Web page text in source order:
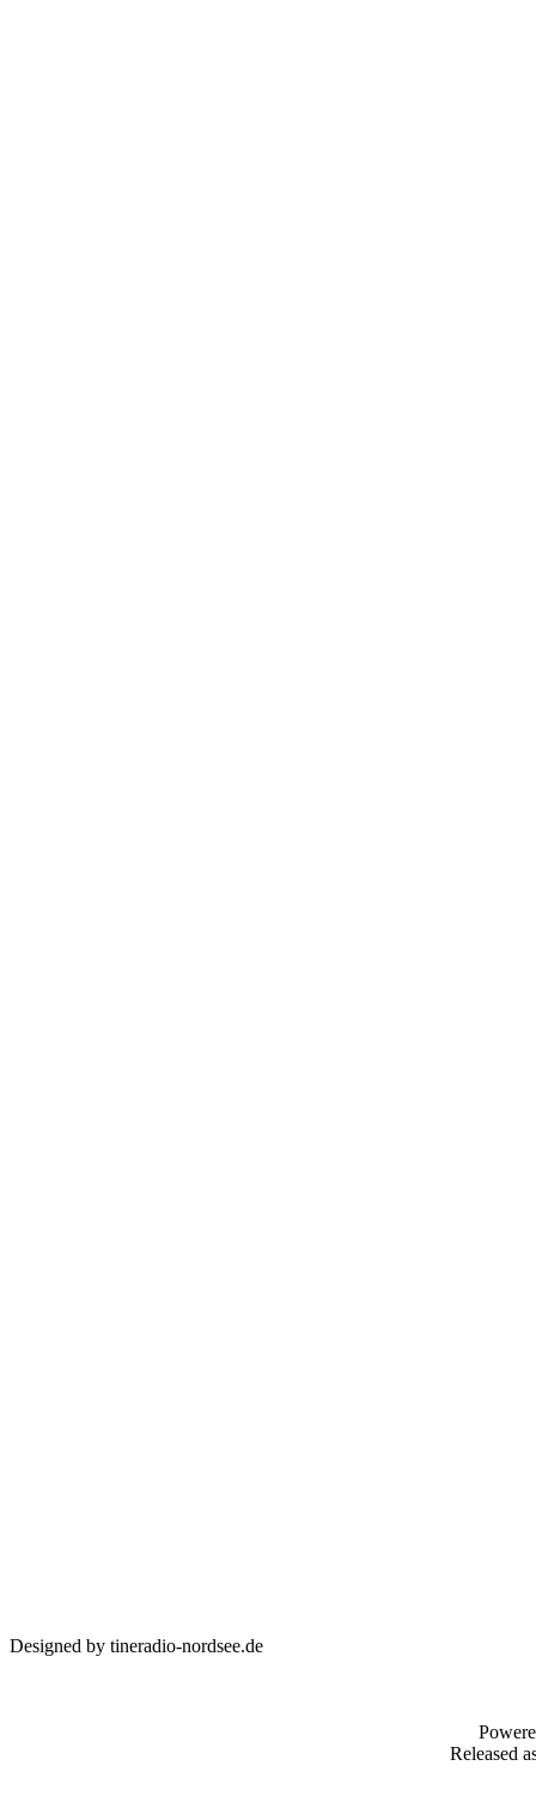
Designed by tineradio-nordsee.de
Released